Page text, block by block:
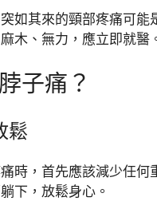
如其來的頸部疼痛可
木、無力，應立即就醫
子痛？
鬆
時，首先應該減少任
下，放鬆身心。